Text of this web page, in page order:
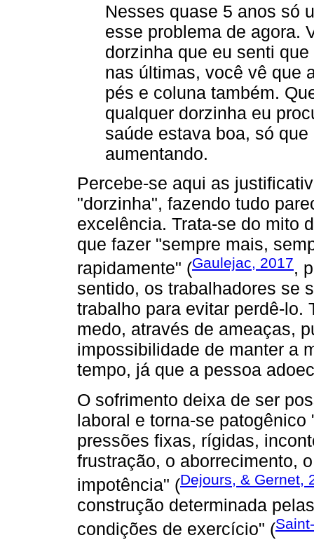
Nesses quase 5 anos só
esse problema de agora.
dorzinha que eu senti
nas últimas, você vê que
pés e coluna também.
qualquer dorzinha eu
saúde estava boa, só
aumentando.
Percebe-se aqui as
"dorzinha", fazendo tudo
excelência. Trata-se do mito
que fazer "sempre mais,
rapidamente" (Gaulejac, 2017,
sentido, os trabalhadores se
trabalho para evitar perdê-lo.
medo, através de ameaças,
impossibilidade de manter a
tempo, já que a pessoa
O sofrimento deixa de ser
laboral e torna-se
pressões fixas, rígidas,
frustração, o aborrecimento,
impotência" (Dejours, & Gernet,
construção determinada
condições de exercício" (